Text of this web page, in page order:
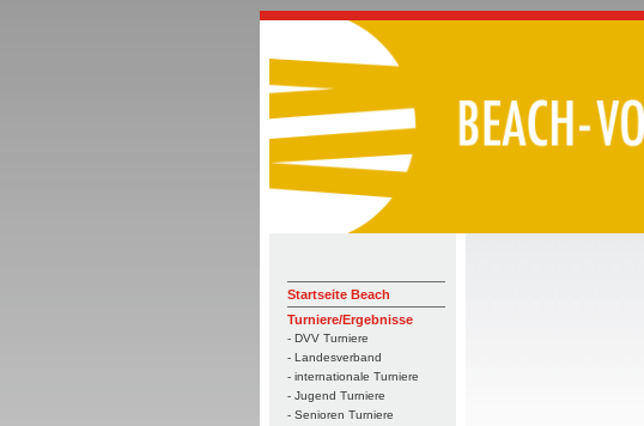
Startseite Beach
Turniere/Ergebnisse
- DVV Turniere
- Landesverband
- internationale Turniere
- Jugend Turniere
- Senioren Turniere